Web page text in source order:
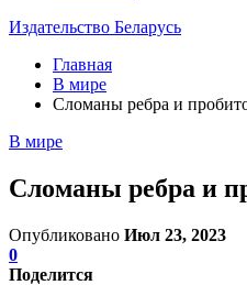
Издательство Беларусь
Главная
В мире
Сломаны ребра и
В мире
Сломаны ребра и
Опубликовано Июл 23, 2023
0
Поделится